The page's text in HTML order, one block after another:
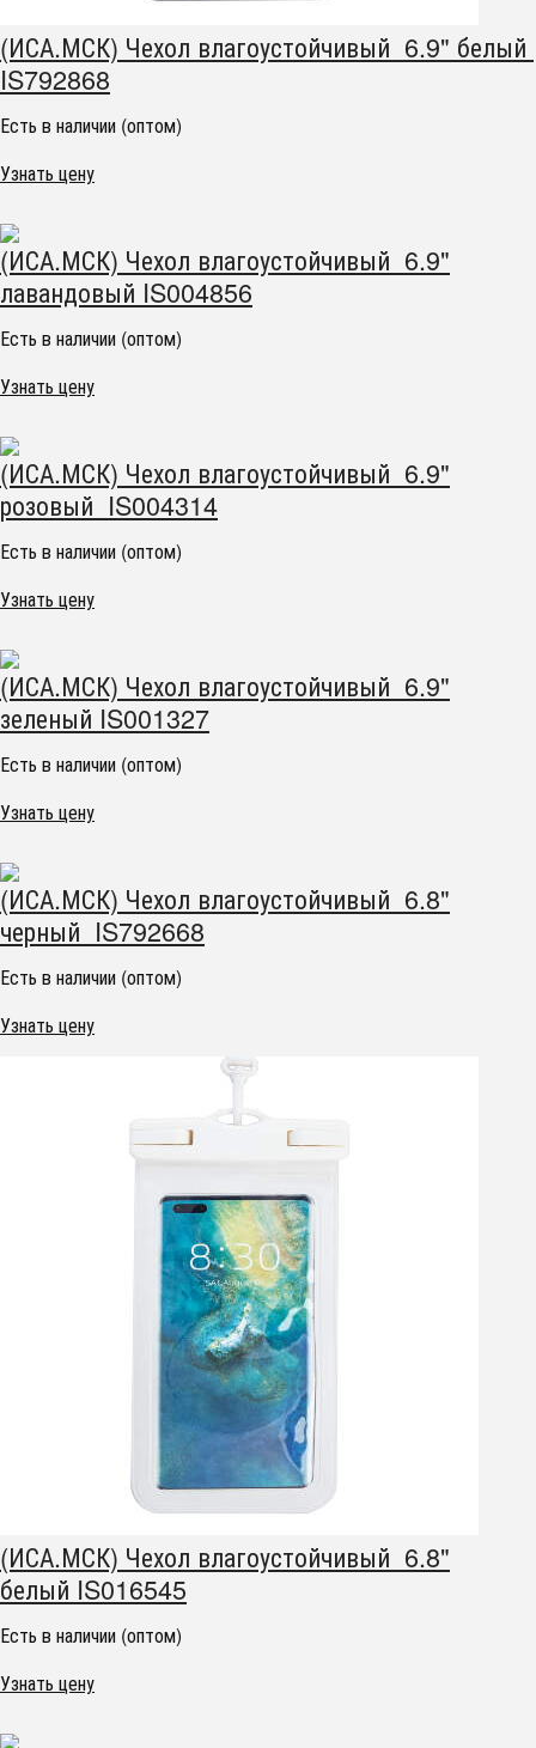
(ИСА.МСК) Чехол влагоустойчивый 6.9" белый
IS792868
Есть в наличии (оптом)
Узнать цену
(ИСА.МСК) Чехол влагоустойчивый 6.9"
лавандовый IS004856
Есть в наличии (оптом)
Узнать цену
(ИСА.МСК) Чехол влагоустойчивый 6.9"
розовый IS004314
Есть в наличии (оптом)
Узнать цену
(ИСА.МСК) Чехол влагоустойчивый 6.9"
зеленый IS001327
Есть в наличии (оптом)
Узнать цену
(ИСА.МСК) Чехол влагоустойчивый 6.8"
черный IS792668
Есть в наличии (оптом)
Узнать цену
(ИСА.МСК) Чехол влагоустойчивый 6.8"
белый IS016545
Есть в наличии (оптом)
Узнать цену